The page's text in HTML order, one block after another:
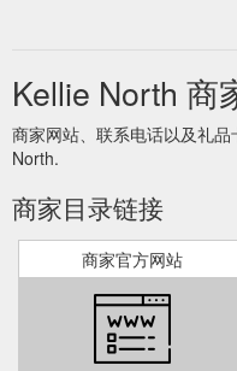
Kellie North 商
商家网站、联系电话以及礼
North.
商家目录链接
商家官方网站